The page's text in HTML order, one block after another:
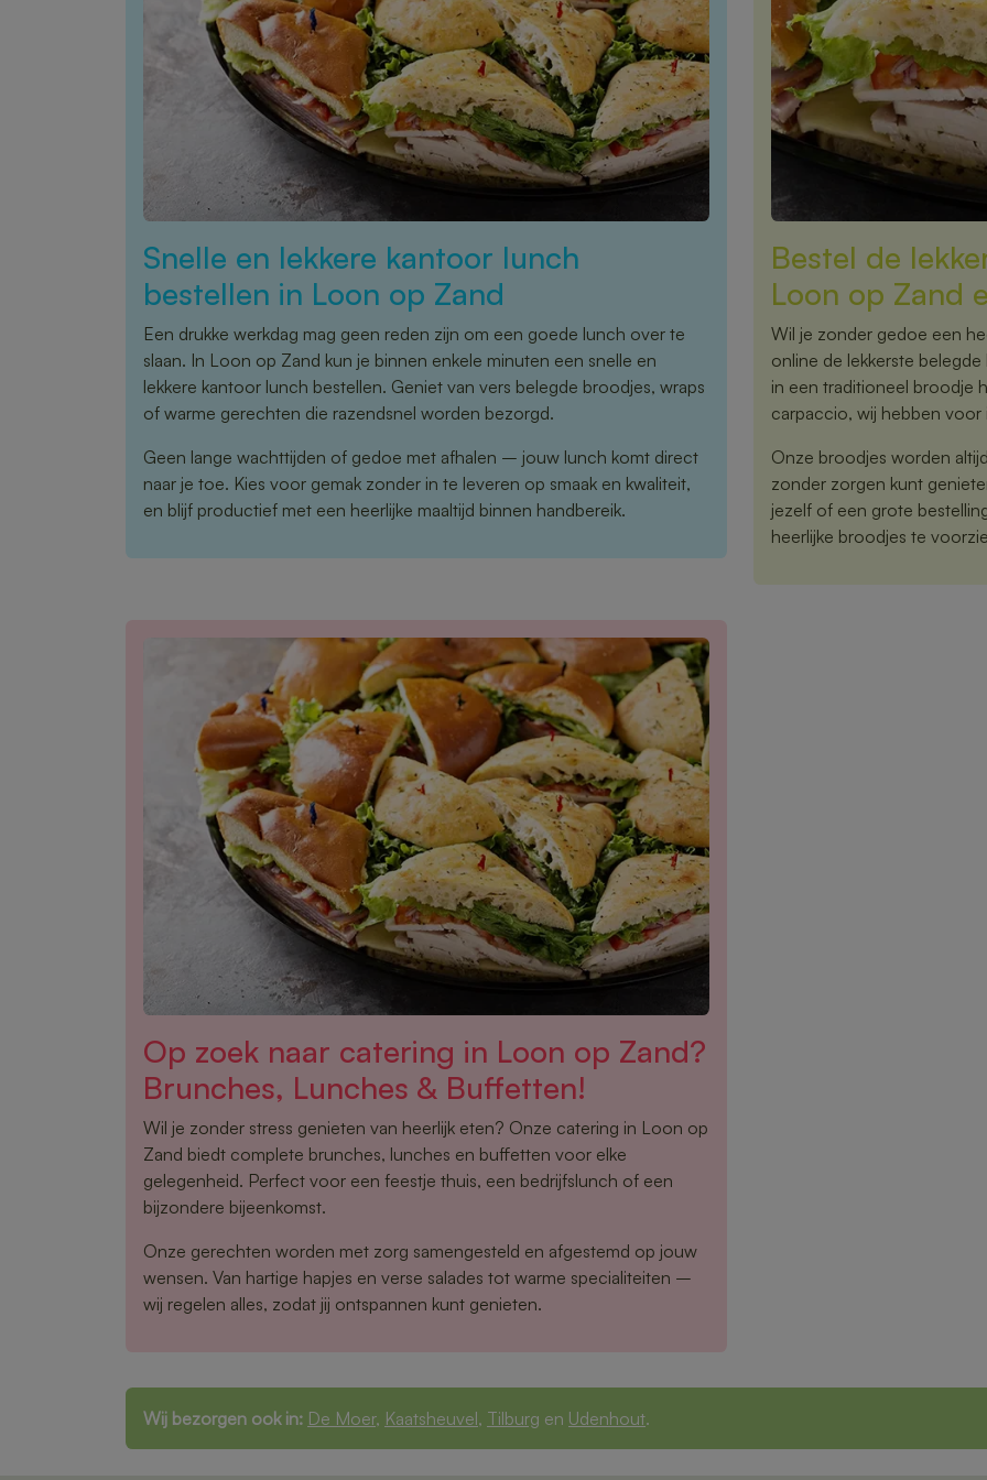
Snelle en lekkere kantoor lunch
bestellen in Loon op Zand
Een drukke werkdag mag geen reden zijn om een goede lunch over te
slaan. In Loon op Zand kun je binnen enkele minuten een snelle en
lekkere kantoor lunch bestellen. Geniet van vers belegde broodjes, wraps
of warme gerechten die razendsnel worden bezorgd.
Geen lange wachttijden of gedoe met afhalen – jouw lunch komt direct
naar je toe. Kies voor gemak zonder in te leveren op smaak en kwaliteit,
en blijf productief met een heerlijke maaltijd binnen handbereik.
Bestel de
Loon op Zand
Wil je zonder gedoe een
online de lekkerste
in een traditioneel broodje
carpaccio, wij hebben voor
Onze broodjes worden
zonder zorgen kunt
jezelf of een grote
heerlijke broodjes te
Op zoek naar catering in Loon op Zand?
Brunches, Lunches & Buffetten!
Wil je zonder stress genieten van heerlijk eten? Onze catering in Loon op
Zand biedt complete brunches, lunches en buffetten voor elke
gelegenheid. Perfect voor een feestje thuis, een bedrijfslunch of een
bijzondere bijeenkomst.
Onze gerechten worden met zorg samengesteld en afgestemd op jouw
wensen. Van hartige hapjes en verse salades tot warme specialiteiten –
wij regelen alles, zodat jij ontspannen kunt genieten.
Wij bezorgen ook in: De Moer, Kaatsheuvel, Tilburg en Udenhout.